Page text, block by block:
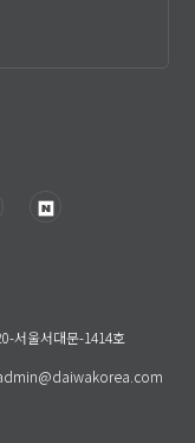
서울서대문-1414호